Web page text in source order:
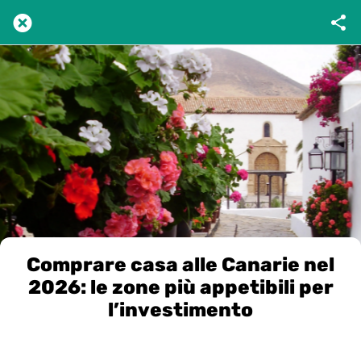
Comprare casa alle Canarie nel
2026: le zone più appetibili per
l’investimento